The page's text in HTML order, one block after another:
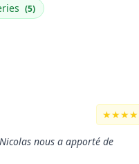
(5)
★★★★
nous a apporté de